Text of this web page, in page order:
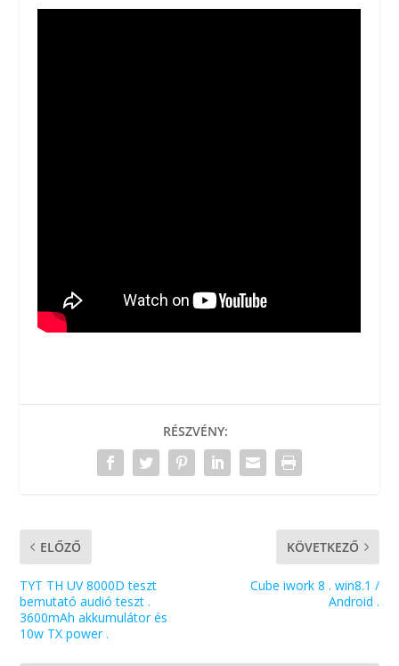
RÉSZVÉNY:
ELŐZŐ
TYT TH UV 8000D teszt
bemutató audió teszt .
3600mAh akkumulátor és
10w TX power .
KÖVETKEZŐ
Cube iwork 8 . win8.1 /
Android .